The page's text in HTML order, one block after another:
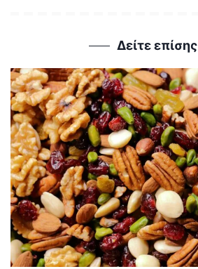
Δείτε επίσης